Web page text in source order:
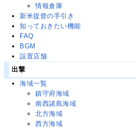
情報倉庫
新米提督の手引き
知っておきたい機能
FAQ
BGM
設置店舗
出撃
海域一覧
鎮守府海域
南西諸島海域
北方海域
西方海域